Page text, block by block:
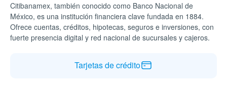
Citibanamex, también conocido como Banco Nacional de
México, es una institución financiera clave fundada en 1884.
Ofrece cuentas, créditos, hipotecas, seguros e inversiones, con
fuerte presencia digital y red nacional de sucursales y cajeros.
Tarjetas de crédito